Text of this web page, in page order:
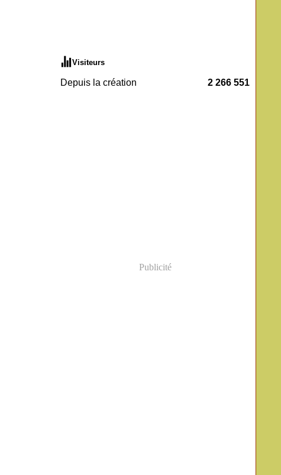
Visiteurs
Depuis la création 2 266 551
Publicité